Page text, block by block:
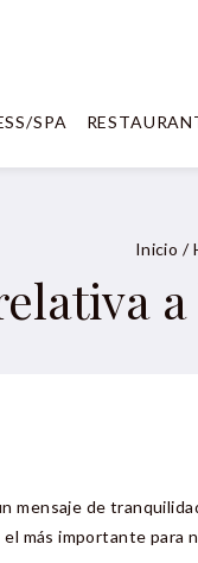
SPA
Inicio /
mensaje de
más importante para